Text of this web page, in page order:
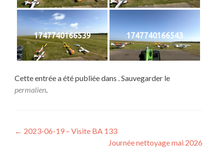
1747740166539 1747740166543
Cette entrée a été publiée dans . Sauvegarder le
permalien.
Navigation
← 2023-06-19 – Visite BA 133
Journée nettoyage mai 2026